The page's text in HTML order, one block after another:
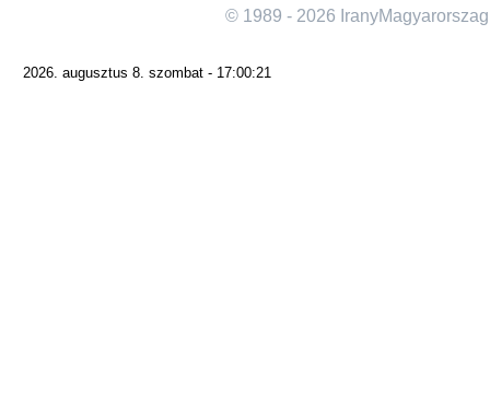
© 1989 - 2026
2026. augusztus 8. szombat - 17:00:21